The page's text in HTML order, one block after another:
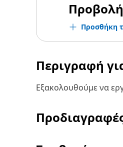
Προσθήκη
Περιγραφή
Εξακολουθούμε να